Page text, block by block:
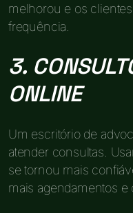
melhorou e os
frequência.
3.
ONLINE
Um escritório de
atender consultas.
se tornou mais
mais agendamentos e